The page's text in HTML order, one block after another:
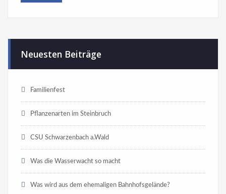
Neuesten Beiträge
Familienfest
Pflanzenarten im Steinbruch
CSU Schwarzenbach a.Wald
Was die Wasserwacht so macht
Was wird aus dem ehemaligen Bahnhofsgelände?